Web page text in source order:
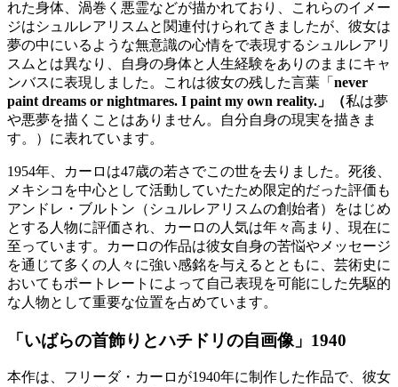
れた身体、渦巻く悪霊などが描かれており、これらのイメー
ジはシュルレアリスムと関連付けられてきましたが、彼女は
夢の中にいるような無意識の心情をで表現するシュルレアリ
スムとは異なり、自身の身体と人生経験をありのままにキャ
ンバスに表現しました。これは彼女の残した言葉「 never
paint dreams or nightmares. I paint my own reality.」（私は夢
や悪夢を描くことはありません。自分自身の現実を描きま
す。）に表れています。
1954年、カーロは47歳の若さでこの世を去りました。死後、
メキシコを中心として活動していたため限定的だった評価も
アンドレ・ブルトン（シュルレアリスムの創始者）をはじめ
とする人物に評価され、カーロの人気は年々高まり、現在に
至っています。カーロの作品は彼女自身の苦悩やメッセージ
を通じて多くの人々に強い感銘を与えるとともに、芸術史に
おいてもポートレートによって自己表現を可能にした先駆的
な人物として重要な位置を占めています。
「いばらの首飾りとハチドリの自画像」1940
本作は、フリーダ・カーロが1940年に制作した作品で、彼女